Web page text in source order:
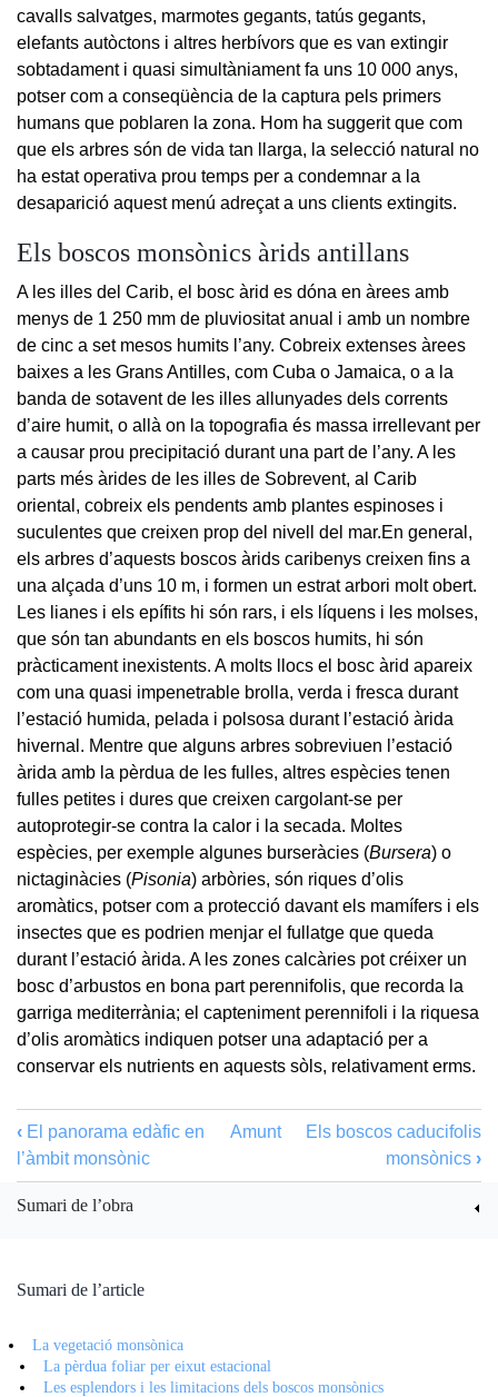
cavalls salvatges, marmotes gegants, tatús gegants,
elefants autòctons i altres herbívors que es van extingir
sobtadament i quasi simultàniament fa uns 10 000 anys,
potser com a conseqüència de la captura pels primers
humans que poblaren la zona. Hom ha suggerit que com
que els arbres són de vida tan llarga, la selecció natural no
ha estat operativa prou temps per a condemnar a la
desaparició aquest menú adreçat a uns clients extingits.
Els boscos monsònics àrids antillans
A les illes del Carib, el bosc àrid es dóna en àrees amb
menys de 1 250 mm de pluviositat anual i amb un nombre
de cinc a set mesos humits l’any. Cobreix extenses àrees
baixes a les Grans Antilles, com Cuba o Jamaica, o a la
banda de sotavent de les illes allunyades dels corrents
d’aire humit, o allà on la topografia és massa irrellevant per
a causar prou precipitació durant una part de l’any. A les
parts més àrides de les illes de Sobrevent, al Carib
oriental, cobreix els pendents amb plantes espinoses i
suculentes que creixen prop del nivell del mar.En general,
els arbres d’aquests boscos àrids caribenys creixen fins a
una alçada d’uns 10 m, i formen un estrat arbori molt obert.
Les lianes i els epífits hi són rars, i els líquens i les molses,
que són tan abundants en els boscos humits, hi són
pràcticament inexistents. A molts llocs el bosc àrid apareix
com una quasi impenetrable brolla, verda i fresca durant
l’estació humida, pelada i polsosa durant l’estació àrida
hivernal. Mentre que alguns arbres sobreviuen l’estació
àrida amb la pèrdua de les fulles, altres espècies tenen
fulles petites i dures que creixen cargolant-se per
autoprotegir-se contra la calor i la secada. Moltes
espècies, per exemple algunes burseràcies (Bursera) o
nictaginàcies (Pisonia) arbòries, són riques d’olis
aromàtics, potser com a protecció davant els mamífers i els
insectes que es podrien menjar el fullatge que queda
durant l’estació àrida. A les zones calcàries pot créixer un
bosc d’arbustos en bona part perennifolis, que recorda la
garriga mediterrània; el capteniment perennifoli i la riquesa
d’olis aromàtics indiquen potser una adaptació per a
conservar els nutrients en aquests sòls, relativament erms.
‹ El panorama edàfic en
l’àmbit monsònic
Amunt
Els boscos caducifolis
monsònics ›
Sumari de l’obra
Sumari de l’article
La vegetació monsònica
La pèrdua foliar per eixut estacional
Les esplendors i les limitacions dels boscos monsònics